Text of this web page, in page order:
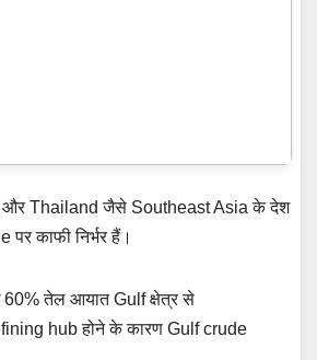
Thailand जैसे Southeast Asia के देश
काफी निर्भर हैं।
तेल आयात Gulf क्षेत्र से
hub होने के कारण Gulf crude